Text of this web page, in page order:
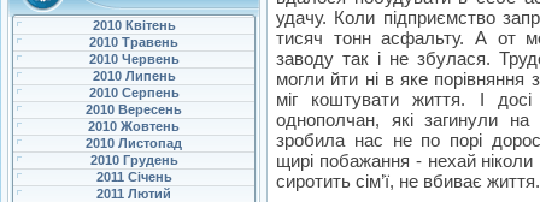
2010 Квітень
2010 Травень
2010 Червень
2010 Липень
2010 Серпень
2010 Вересень
2010 Жовтень
2010 Листопад
2010 Грудень
2011 Січень
2011 Лютий
удачу. Коли підприємство
тисяч тонн асфальту. А от
заводу так і не збулася.
могли йти ні в яке порівняння
міг коштувати життя. І
однополчан, які загинули
зробила нас не по порі
щирі побажання - нехай
сиротить сім’ї, не вбиває